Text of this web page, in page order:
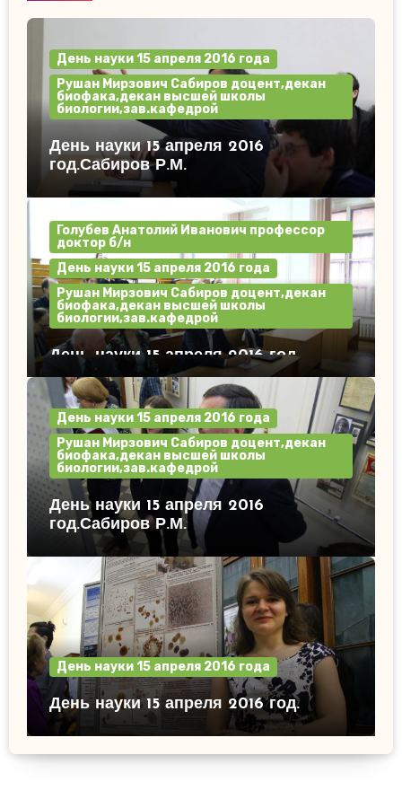
День науки 15 апреля 2016 года
Рушан Мирзович Сабиров доцент,декан
биофака,декан высшей школы
биологии,зав.кафедрой
День науки 15 апреля 2016
год.Сабиров Р.М.
Голубев Анатолий Иванович профессор
доктор б/н
День науки 15 апреля 2016 года
Рушан Мирзович Сабиров доцент,декан
биофака,декан высшей школы
биологии,зав.кафедрой
День науки 15 апреля 2016 год.
День науки 15 апреля 2016 года
Рушан Мирзович Сабиров доцент,декан
биофака,декан высшей школы
биологии,зав.кафедрой
День науки 15 апреля 2016
год.Сабиров Р.М.
День науки 15 апреля 2016 года
День науки 15 апреля 2016 год.